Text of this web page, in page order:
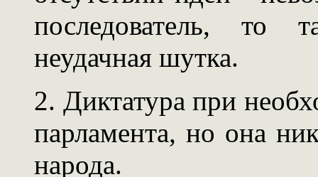
последователь, то
неудачная шутка.
2. Диктатура при
парламента, но она
народа.